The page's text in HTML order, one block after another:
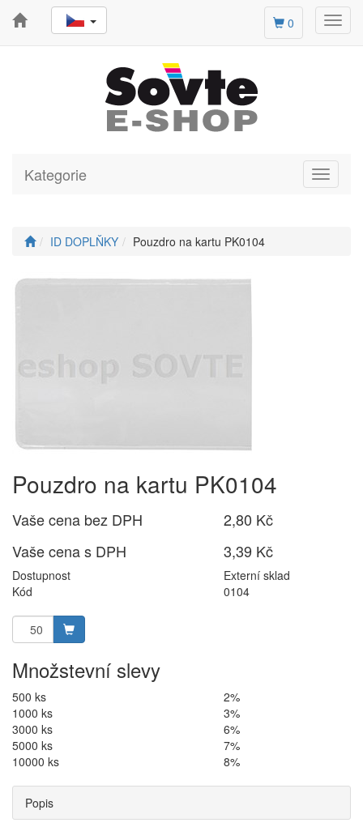
0
Toggle
Kategorie
ID DOPLŇKY Pouzdro na kartu PK0104
Pouzdro na kartu PK0104
Vaše cena bez DPH
2,80 Kč
Vaše cena s DPH
3,39 Kč
Dostupnost
Externí sklad
Kód
0104
Množstevní slevy
500 ks
2%
1000 ks
3%
3000 ks
6%
5000 ks
7%
10000 ks
8%
Popis